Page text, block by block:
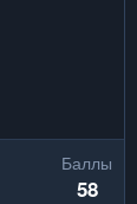
Баллы
58